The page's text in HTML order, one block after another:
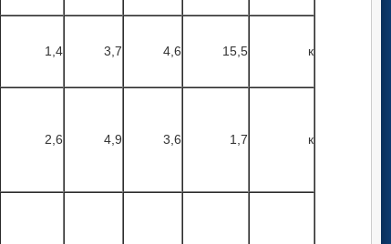
1,4 3,7 4,6 15,5 к
2,6 4,9 3,6 1,7 к